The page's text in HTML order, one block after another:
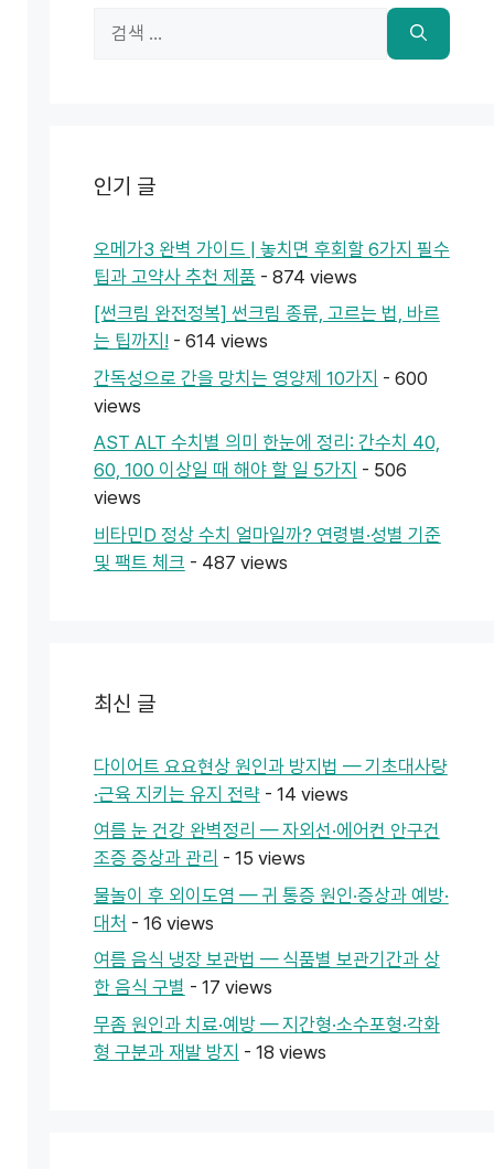
인기 글
오메가3 완벽 가이드 | 놓치면 후회할 6가지 필수
팁과 고약사 추천 제품 - 874 views
[썬크림 완전정복] 썬크림 종류, 고르는 법, 바르
는 팁까지!- 614 views
간독성으로 간을 망치는 영양제 10가지 - 600
views
AST ALT 수치별 의미 한눈에 정리: 간수치 40,
60, 100 이상일 때 해야 할 일 5가지 - 506
views
비타민D 정상 수치 얼마일까? 연령별·성별 기준
및 팩트 체크 - 487 views
최신 글
다이어트 요요현상 원인과 방지법 — 기초대사량
·근육 지키는 유지 전략- 14 views
여름 눈 건강 완벽정리 — 자외선·에어컨 안구건
조증 증상과 관리 - 15 views
물놀이 후 외이도염 — 귀 통증 원인·증상과 예방·
대처 - 16 views
여름 음식 냉장 보관법 — 식품별 보관기간과 상
한 음식 구별 - 17 views
무좀 원인과 치료·예방 — 지간형·소수포형·각화
형 구분과 재발 방지 - 18 views